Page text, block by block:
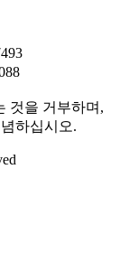
것을 거부하며,
하십시오.